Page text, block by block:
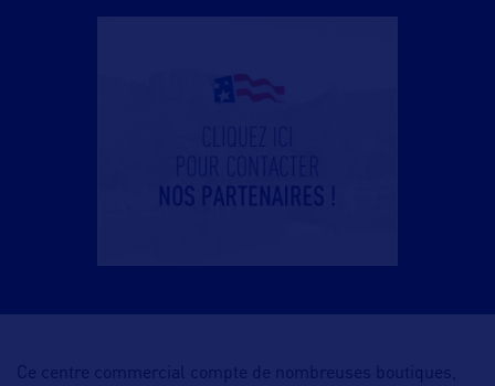
Ce centre commercial compte de nombreuses boutiques,